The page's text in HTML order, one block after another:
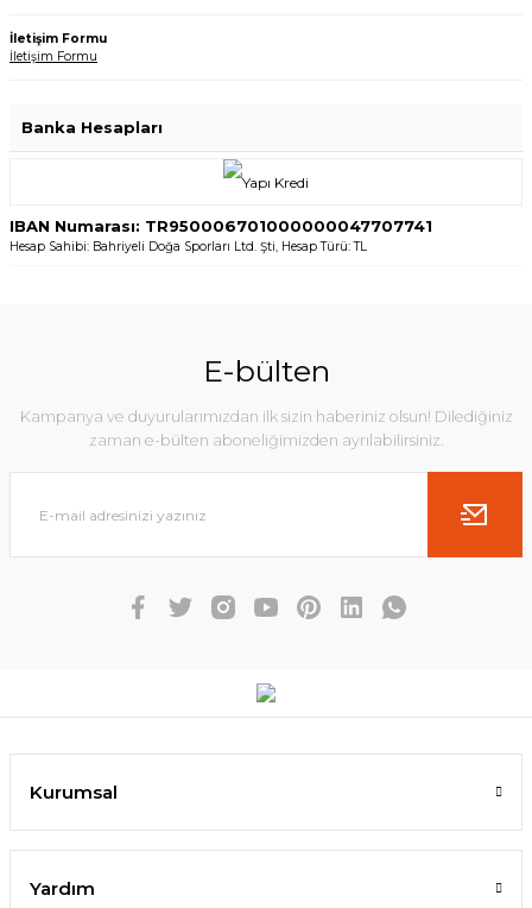
İletişim Formu
İletişim Formu
Banka Hesapları
IBAN Numarası: TR950006701000000047707741
Hesap Sahibi: Bahriyeli Doğa Sporları Ltd. Şti, Hesap Türü: TL
E-bülten
Kampanya ve duyurularımızdan ilk sizin haberiniz olsun! Dilediğiniz
zaman e-bülten aboneliğimizden ayrılabilirsiniz.
Kurumsal
Yardım